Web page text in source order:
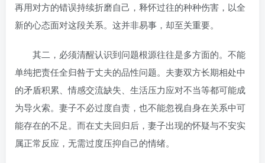
再用对方的错误持续折磨自己，释怀过往的种种伤害，以全
新的心态面对这段关系。这并非易事，却至关重要。
其二，必须清醒认识到问题根源往往是多方面的。不能
单纯把责任全归咎于丈夫的品性问题。夫妻双方长期相处中
的矛盾积累、情感交流缺失、生活压力应对不当等都可能成
为导火索。妻子不必过度自责，也不能忽视自身在关系中可
能存在的不足。而在丈夫回归后，妻子出现的怀疑与不安实
属正常反应，无需过度压抑自己的情绪。